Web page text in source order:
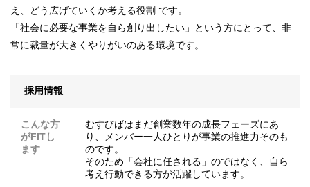
え、どう広げていくか考える役割 です。
「社会に必要な事業を自ら創り出したい」という方にとって、非
常に裁量が大きくやりがいのある環境です。
採用情報
こんな方
がFITし
ます
むすびばはまだ創業数年の成長フェーズにあ
り、メンバー一人ひとりが事業の推進力そのも
のです。
そのため「会社に任される」のではなく、自ら
考え行動できる方が活躍しています。